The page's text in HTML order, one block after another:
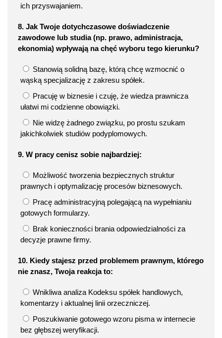
ich przyswajaniem.
8. Jak Twoje dotychczasowe doświadczenie
zawodowe lub studia (np. prawo, administracja,
ekonomia) wpływają na chęć wyboru tego kierunku?
Stanowią solidną bazę, którą chcę wzmocnić o
wąską specjalizację z zakresu spółek.
Pracuję w biznesie i czuję, że wiedza prawnicza
ułatwi mi codzienne obowiązki.
Nie widzę żadnego związku, po prostu szukam
jakichkolwiek studiów podyplomowych.
9. W pracy cenisz sobie najbardziej:
Możliwość tworzenia bezpiecznych struktur
prawnych i optymalizację procesów biznesowych.
Pracę administracyjną polegającą na wypełnianiu
gotowych formularzy.
Brak konieczności brania odpowiedzialności za
decyzje prawne firmy.
10. Kiedy stajesz przed problemem prawnym, którego
nie znasz, Twoja reakcja to:
Wnikliwa analiza Kodeksu spółek handlowych,
komentarzy i aktualnej linii orzeczniczej.
Poszukiwanie gotowego wzoru pisma w internecie
bez głębszej weryfikacji.